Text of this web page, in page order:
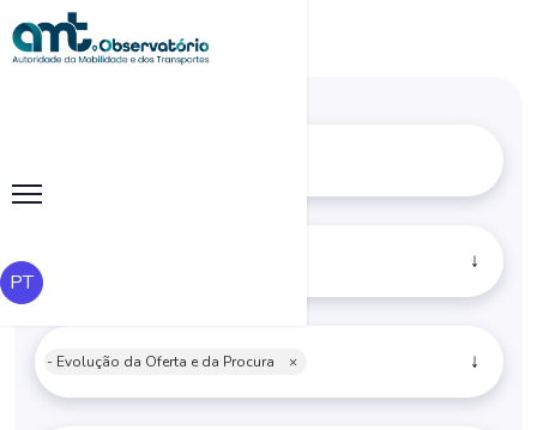
PT
- Evolução da Oferta e da Procura ×